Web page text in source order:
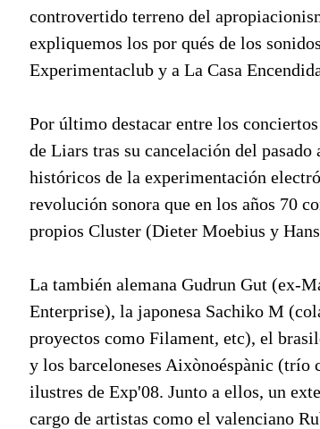
controvertido terreno del
expliquemos los por qués de los
Experimentaclub y a La Casa
Por último destacar entre los
de Liars tras su cancelación del
históricos de la experimentación
revolución sonora que en los años 70
propios Cluster (Dieter Moebius y
La también alemana Gudrun Gut (ex-
Enterprise), la japonesa Sachiko M
proyectos como Filament, etc), el
y los barceloneses Aixònoéspànic (trío
ilustres de Exp'08. Junto a ellos, un
cargo de artistas como el valenciano